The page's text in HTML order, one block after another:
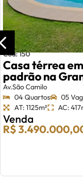
Cód: 150
Casa térrea
padrão na
Av.São Camilo
04 Quartos
05
AT: 1125m²
AC:
Venda
R$